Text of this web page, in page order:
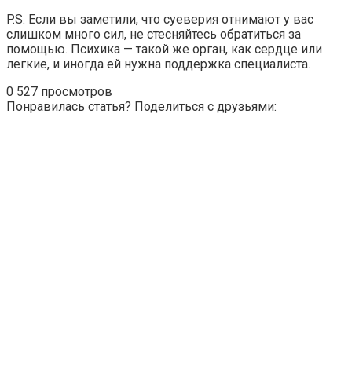
P.S. Если вы заметили, что суеверия отнимают у вас
слишком много сил, не стесняйтесь обратиться за
помощью. Психика — такой же орган, как сердце или
легкие, и иногда ей нужна поддержка специалиста.
0 527 просмотров
Понравилась статья? Поделиться с друзьями: